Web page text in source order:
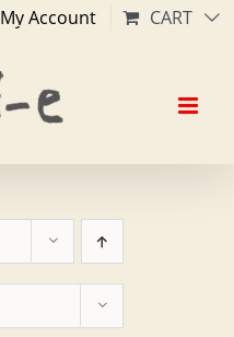
My Account CART